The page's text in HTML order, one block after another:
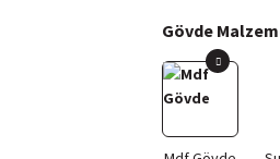
Gövde